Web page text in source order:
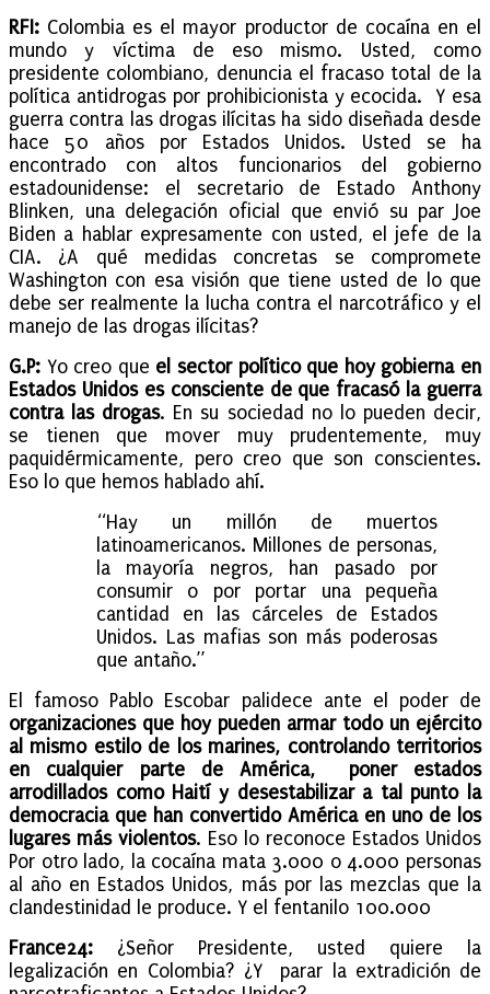
RFI: Colombia es el mayor productor de cocaína en el
mundo y víctima de eso mismo. Usted, como
presidente colombiano, denuncia el fracaso total de la
política antidrogas por prohibicionista y ecocida. Y esa
guerra contra las drogas ilícitas ha sido diseñada desde
hace 50 años por Estados Unidos. Usted se ha
encontrado con altos funcionarios del gobierno
estadounidense: el secretario de Estado Anthony
Blinken, una delegación oficial que envió su par Joe
Biden a hablar expresamente con usted, el jefe de la
CIA. ¿A qué medidas concretas se compromete
Washington con esa visión que tiene usted de lo que
debe ser realmente la lucha contra el narcotráfico y el
manejo de las drogas ilícitas?
G.P: Yo creo que el sector político que hoy gobierna en
Estados Unidos es consciente de que fracasó la guerra
contra las drogas. En su sociedad no lo pueden decir,
se tienen que mover muy prudentemente, muy
paquidérmicamente, pero creo que son conscientes.
Eso lo que hemos hablado ahí.
“Hay un millón de muertos
latinoamericanos. Millones de personas,
la mayoría negros, han pasado por
consumir o por portar una pequeña
cantidad en las cárceles de Estados
Unidos. Las mafias son más poderosas
que antaño.”
El famoso Pablo Escobar palidece ante el poder de
organizaciones que hoy pueden armar todo un ejército
al mismo estilo de los marines, controlando territorios
en cualquier parte de América, poner estados
arrodillados como Haití y desestabilizar a tal punto la
democracia que han convertido América en uno de los
lugares más violentos. Eso lo reconoce Estados Unidos
Por otro lado, la cocaína mata 3.000 o 4.000 personas
al año en Estados Unidos, más por las mezclas que la
clandestinidad le produce. Y el fentanilo 100.000
France24: ¿Señor Presidente, usted quiere la
legalización en Colombia? ¿Y parar la extradición de